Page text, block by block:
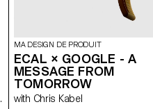
MA DESIGN DE PRODUIT
ECAL × GOOGLE - A
MESSAGE FROM
TOMORROW
with Chris Kabel